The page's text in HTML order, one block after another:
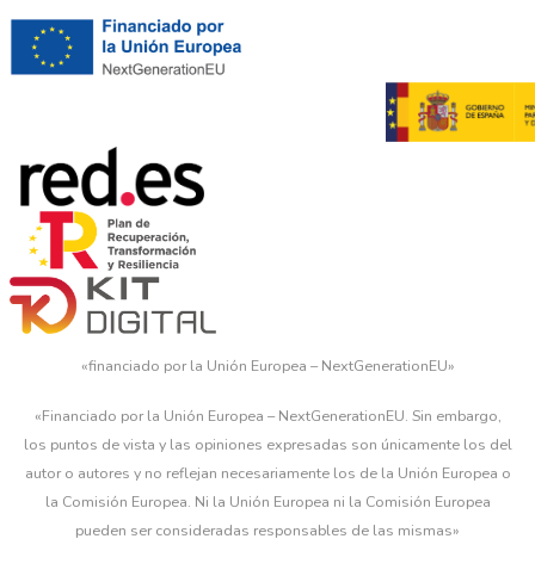
«financiado por la Unión Europea – NextGenerationEU»
«Financiado por la Unión Europea – NextGenerationEU. Sin embargo,
los puntos de vista y las opiniones expresadas son únicamente los del
autor o autores y no reflejan necesariamente los de la Unión Europea o
la Comisión Europea. Ni la Unión Europea ni la Comisión Europea
pueden ser consideradas responsables de las mismas»